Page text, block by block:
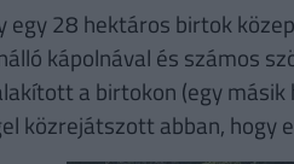
egy 28 hektáros birtok
kápolnával és számos
a birtokon (egy
közrejátszott abban,